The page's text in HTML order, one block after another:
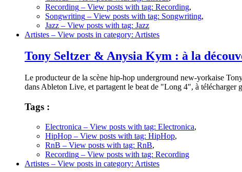
Recording – View posts with tag: Recording,
Songwriting – View posts with tag: Songwriting,
Jazz – View posts with tag: Jazz
Artistes – View posts in category: Artistes
Tony Seltzer & Anysia Kym : à la
Le producteur de la scène hip-hop underground new-yorkaise
dans Ableton Live, et partagent le beat de "Long 4", à télécharger
Tags :
Electronica – View posts with tag: Electronica,
HipHop – View posts with tag: HipHop,
RnB – View posts with tag: RnB,
Recording – View posts with tag: Recording
Artistes – View posts in category: Artistes